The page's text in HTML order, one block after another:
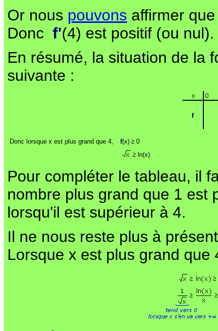
Or nous pouvons affirmer
Donc f'(4) est positif (ou nul).
En résumé, la situation de la
suivante :
Donc lorsque x est plus grand que 4, f(x)
0
ln(x)
Pour compléter le tableau, il
nombre plus grand que 1 est
lorsqu'il est supérieur à 4.
Il ne nous reste plus à
Lorsque x est plus grand que